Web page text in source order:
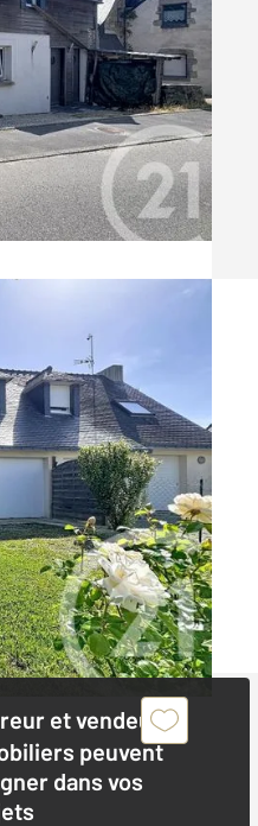
et vendeur,
peuvent
dans vos